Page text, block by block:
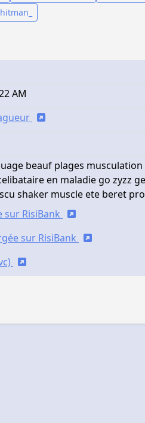
AM
beauf plages musculation
en maladie go zyzz
shaker muscle ete beret
sur RisiBank
sur RisiBank